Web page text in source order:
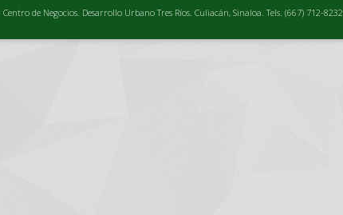
de Negocios. Desarrollo Urbano Tres Ríos. Culiacán, Sinaloa. Tels. (667) 712-8232